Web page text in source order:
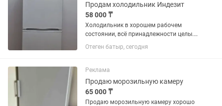
Продам холодильник Индезит
58 000 ₸
Холодильник в хорошем рабочем
состоянии, всё принадлежности целы.
Только надо поменять резину на
Отеген батыр, сегодня
Реклама
Продаю морозильную камеру
65 000 ₸
Продаю морозильную камеру хорошо